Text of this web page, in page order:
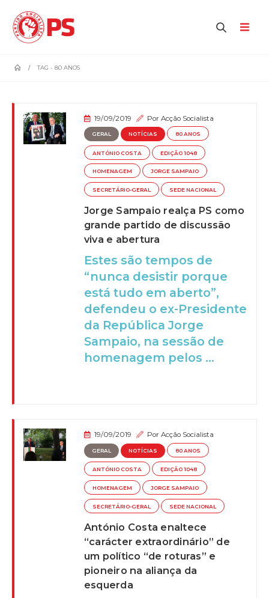
TAG - 80 ANOS
19/09/2019 PorAcção Socialista
GERAL NOTÍCIAS 80 ANOS
ANTÓNIO COSTA EDIÇÃO 1048
HOMENAGEM JORGE SAMPAIO
SECRETÁRIO-GERAL SEDE NACIONAL
Jorge Sampaio realça PS como
grande partido de discussão
viva e abertura
Estes são tempos de
“nunca desistir porque
está tudo em aberto”,
defendeu o ex-Presidente
da República Jorge
Sampaio, na sessão de
homenagem pelos ...
19/09/2019 PorAcção Socialista
GERAL NOTÍCIAS 80 ANOS
ANTÓNIO COSTA EDIÇÃO 1048
HOMENAGEM JORGE SAMPAIO
SECRETÁRIO-GERAL SEDE NACIONAL
António Costa enaltece
“carácter extraordinário” de
um político “de roturas” e
pioneiro na aliança da
esquerda